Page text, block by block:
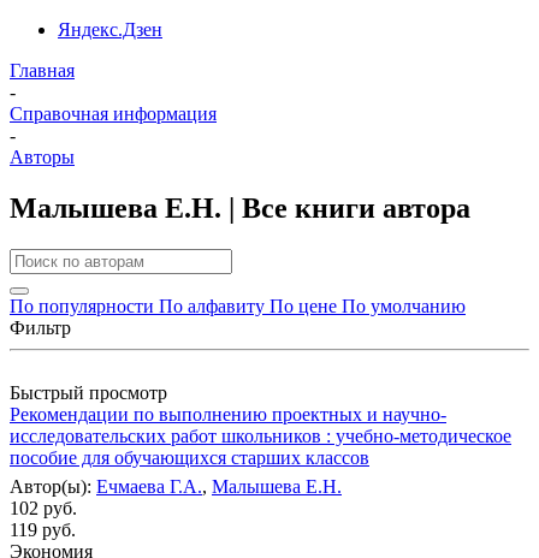
Яндекс.Дзен
Главная
-
Справочная информация
-
Авторы
Малышева Е.Н. | Все книги автора
По популярности По алфавиту По цене По умолчанию
Фильтр
Быстрый просмотр
Рекомендации по выполнению проектных и научно-
исследовательских работ школьников : учебно-методическое
пособие для обучающихся старших классов
Автор(ы): Ечмаева Г.А., Малышева Е.Н.
102 руб.
119 руб.
Экономия